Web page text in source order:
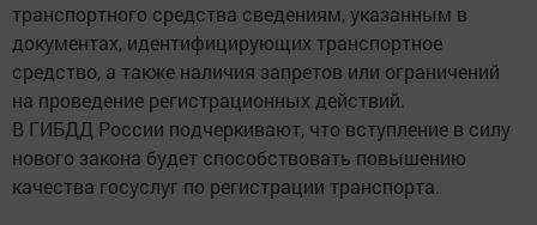
транспортного средства сведениям, указанным в
документах, идентифицирующих транспортное
средство, а также наличия запретов или ограничений
на проведение регистрационных действий.
В ГИБДД России подчеркивают, что вступление в силу
нового закона будет способствовать повышению
качества госуслуг по регистрации транспорта.